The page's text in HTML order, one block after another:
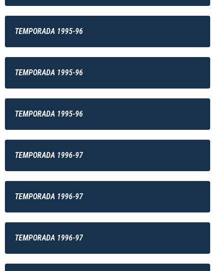
TEMPORADA 1995-96
TEMPORADA 1995-96
TEMPORADA 1995-96
TEMPORADA 1996-97
TEMPORADA 1996-97
TEMPORADA 1996-97